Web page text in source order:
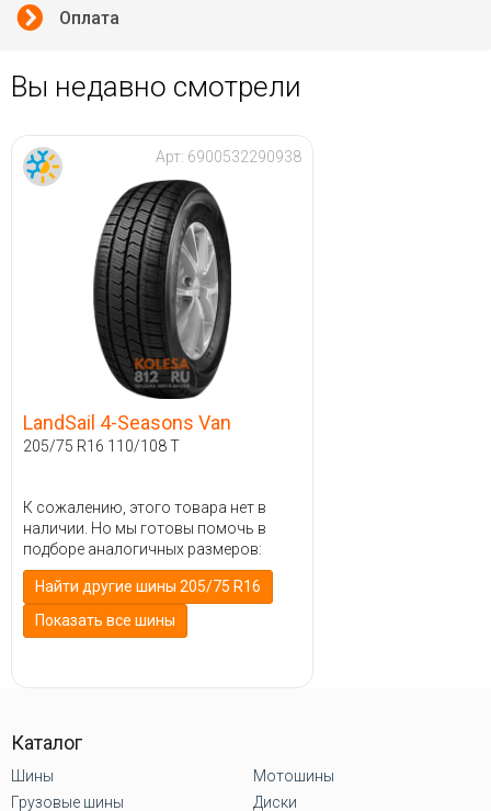
Оплата
Вы недавно смотрели
Арт: 6900532290938
LandSail 4-Seasons Van
205/75 R16 110/108 T
К сожалению, этого товара нет в
наличии. Но мы готовы помочь в
подборе аналогичных размеров:
Найти другие шины 205/75 R16
Показать все шины
Каталог
Шины
Грузовые шины
Мотошины
Диски